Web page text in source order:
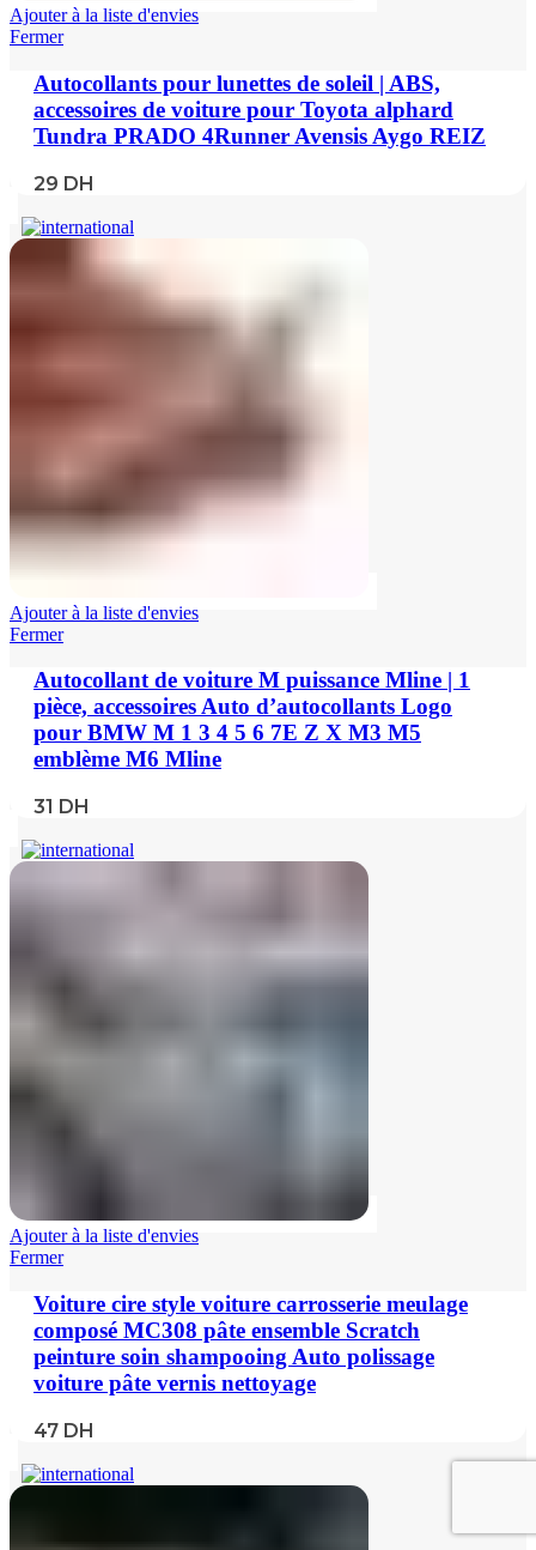
Ajouter à la liste d'envies
Fermer
Autocollants pour lunettes de soleil | ABS,
accessoires de voiture pour Toyota alphard
Tundra PRADO 4Runner Avensis Aygo REIZ
29 DH
Ajouter à la liste d'envies
Fermer
Autocollant de voiture M puissance Mline | 1
pièce, accessoires Auto d’autocollants Logo
pour BMW M 1 3 4 5 6 7E Z X M3 M5
emblème M6 Mline
31 DH
Ajouter à la liste d'envies
Fermer
Voiture cire style voiture carrosserie meulage
composé MC308 pâte ensemble Scratch
peinture soin shampooing Auto polissage
voiture pâte vernis nettoyage
47 DH